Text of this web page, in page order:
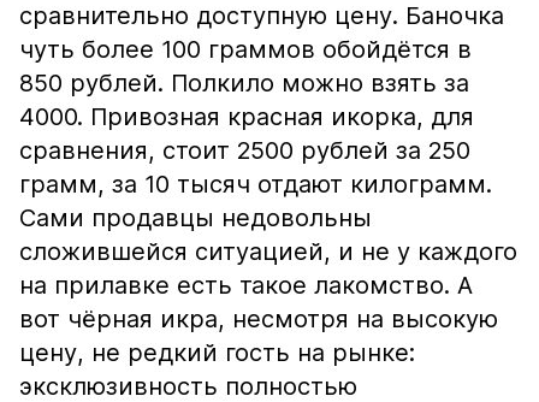
сравнительно доступную цену. Баночка
чуть более 100 граммов обойдётся в
850 рублей. Полкило можно взять за
4000. Привозная красная икорка, для
сравнения, стоит 2500 рублей за 250
грамм, за 10 тысяч отдают килограмм.
Сами продавцы недовольны
сложившейся ситуацией, и не у каждого
на прилавке есть такое лакомство. А
вот чёрная икра, несмотря на высокую
цену, не редкий гость на рынке:
эксклюзивность полностью